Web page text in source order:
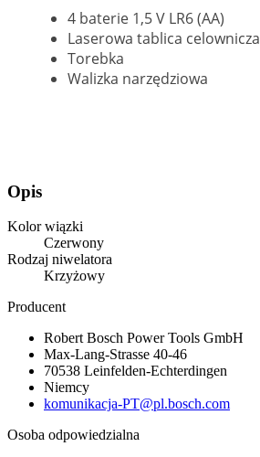
4 baterie 1,5 V LR6 (AA)
Laserowa tablica celownicza
Torebka
Walizka narzędziowa
Opis
Kolor wiązki
Czerwony
Rodzaj niwelatora
Krzyżowy
Producent
Robert Bosch Power Tools GmbH
Max-Lang-Strasse 40-46
70538 Leinfelden-Echterdingen
Niemcy
komunikacja-PT@pl.bosch.com
Osoba odpowiedzialna